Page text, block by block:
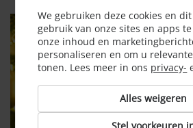
We gebruiken deze cookies en
gebruik van onze sites en apps
onze inhoud en
personaliseren en om u
tonen. Lees meer in ons privacy-
Alles weigeren
Stel voorkeuren